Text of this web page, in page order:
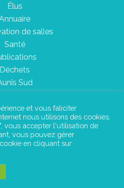
Élus
de salles
Santé
Déchets
Sud
du site
légales
Urbain
et vous faliciter
nous utilisons des cookies.
vous accepter l'utilisation de
vous pouvez gérer
en cliquant sur